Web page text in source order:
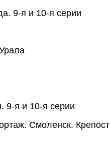
9-я и 10-я серии
9-я и 10-я серии
Смоленск.